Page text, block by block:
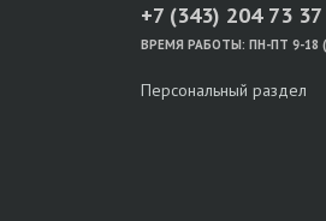
+7 (343) 204 73 37
ВРЕМЯ РАБОТЫ: ПН-ПТ 9-18
Персональный раздел